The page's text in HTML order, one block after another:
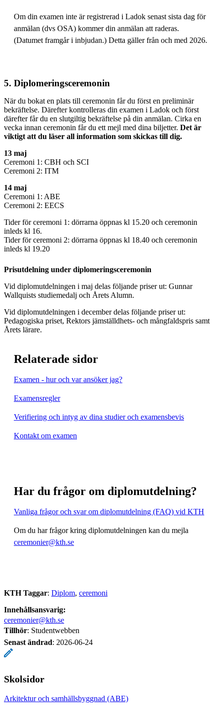
Om din examen inte är registrerad i Ladok senast sista dag för
anmälan (dvs OSA) kommer din anmälan att raderas.
(Datumet framgår i inbjudan.) Detta gäller från och med 2026.
5. Diplomeringsceremonin
När du bokat en plats till ceremonin får du först en preliminär
bekräftelse. Därefter kontrolleras din examen i Ladok och först
därefter får du en slutgiltig bekräftelse på din anmälan. Cirka en
vecka innan ceremonin får du ett mejl med dina biljetter. Det är
viktigt att du läser all information som skickas till dig.
13 maj
Ceremoni 1: CBH och SCI
Ceremoni 2: ITM
14 maj
Ceremoni 1: ABE
Ceremoni 2: EECS
Tider för ceremoni 1: dörrarna öppnas kl 15.20 och ceremonin
inleds kl 16.
Tider för ceremoni 2: dörrarna öppnas kl 18.40 och ceremonin
inleds kl 19.20
Prisutdelning under diplomeringsceremonin
Vid diplomutdelningen i maj delas följande priser ut: Gunnar
Wallquists studiemedalj och Årets Alumn.
Vid diplomutdelningen i december delas följande priser ut:
Pedagogiska priset, Rektors jämställdhets- och mångfaldspris samt
Årets lärare.
Relaterade sidor
Examen - hur och var ansöker jag?
Examensregler
Verifiering och intyg av dina studier och examensbevis
Kontakt om examen
Har du frågor om diplomutdelning?
Vanliga frågor och svar om diplomutdelning (FAQ) vid KTH
Om du har frågor kring diplomutdelningen kan du mejla
ceremonier@kth.se
KTH Taggar: Diplom ceremoni
Innehållsansvarig:
ceremonier@kth.se
Tillhör: Studentwebben
Senast ändrad: 2026-06-24
Skolsidor
Arkitektur och samhällsbyggnad (ABE)